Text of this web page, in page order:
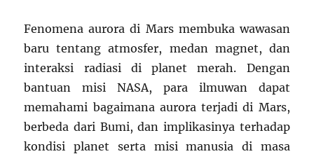
Fenomena aurora di Mars membuka wawasan
baru tentang atmosfer, medan magnet, dan
interaksi radiasi di planet merah. Dengan
bantuan misi NASA, para ilmuwan dapat
memahami bagaimana aurora terjadi di Mars,
berbeda dari Bumi, dan implikasinya terhadap
kondisi planet serta misi manusia di masa